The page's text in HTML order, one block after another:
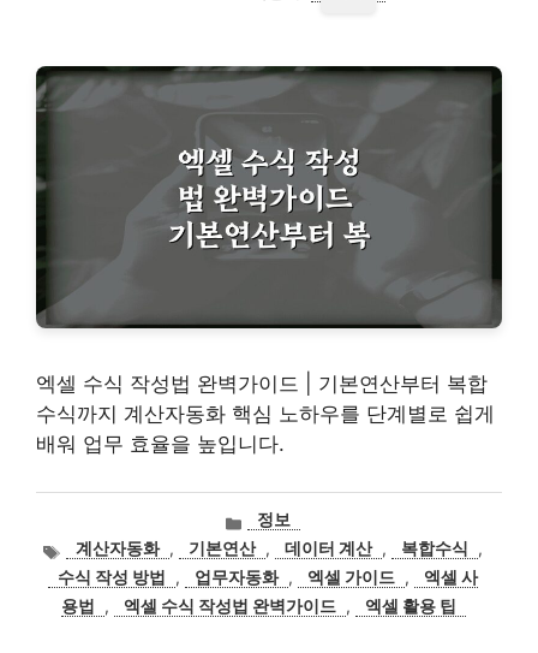
엑셀 수식 작성법 완벽가이드 | 기본연산부터 복합
수식까지 계산자동화 핵심 노하우를 단계별로 쉽게
배워 업무 효율을 높입니다.
카
테
고
리
정보
태
그
계산자동화 , 기본연산 , 데이터 계산 , 복합수식
,
수식 작성 방법
, 업무자동화 , 엑셀 가이드 ,
엑셀 사
용법
, 엑셀 수식 작성법 완벽가이드 , 엑셀 활용 팁